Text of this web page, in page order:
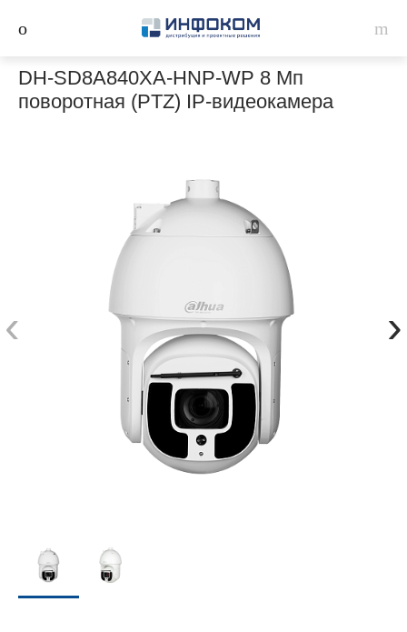
DH-SD8A840XA-HNP-WP 8 Мп
поворотная (PTZ) IP-видеокамера
‹ ›